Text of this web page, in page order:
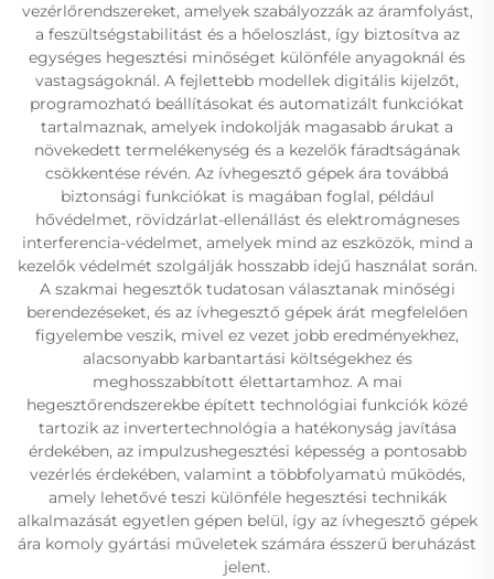
vezérlőrendszereket, amelyek szabályozzák az áramfolyást,
a feszültségstabilitást és a hőeloszlást, így biztosítva az
egységes hegesztési minőséget különféle anyagoknál és
vastagságoknál. A fejlettebb modellek digitális kijelzőt,
programozható beállításokat és automatizált funkciókat
tartalmaznak, amelyek indokolják magasabb árukat a
növekedett termelékenység és a kezelők fáradtságának
csökkentése révén. Az ívhegesztő gépek ára továbbá
biztonsági funkciókat is magában foglal, például
hővédelmet, rövidzárlat-ellenállást és elektromágneses
interferencia-védelmet, amelyek mind az eszközök, mind a
kezelők védelmét szolgálják hosszabb idejű használat során.
A szakmai hegesztők tudatosan választanak minőségi
berendezéseket, és az ívhegesztő gépek árát megfelelően
figyelembe veszik, mivel ez vezet jobb eredményekhez,
alacsonyabb karbantartási költségekhez és
meghosszabbított élettartamhoz. A mai
hegesztőrendszerekbe épített technológiai funkciók közé
tartozik az invertertechnológia a hatékonyság javítása
érdekében, az impulzushegesztési képesség a pontosabb
vezérlés érdekében, valamint a többfolyamatú működés,
amely lehetővé teszi különféle hegesztési technikák
alkalmazását egyetlen gépen belül, így az ívhegesztő gépek
ára komoly gyártási műveletek számára ésszerű beruházást
jelent.